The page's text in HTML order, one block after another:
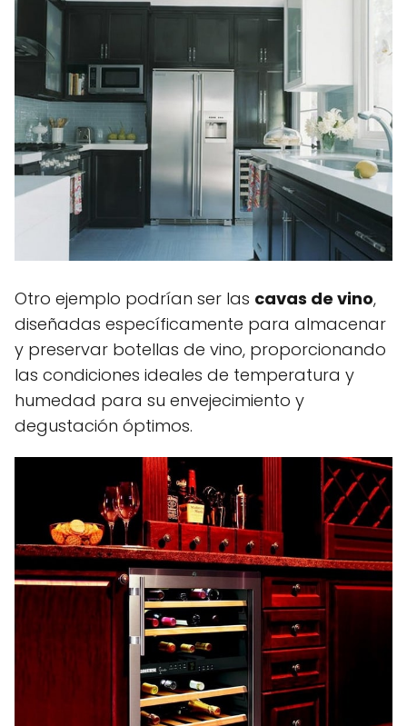
Otro ejemplo podrían ser las cavas de vino,
diseñadas específicamente para almacenar
y preservar botellas de vino, proporcionando
las condiciones ideales de temperatura y
humedad para su envejecimiento y
degustación óptimos.